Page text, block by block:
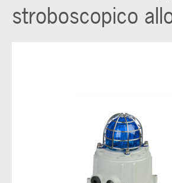
stroboscopico